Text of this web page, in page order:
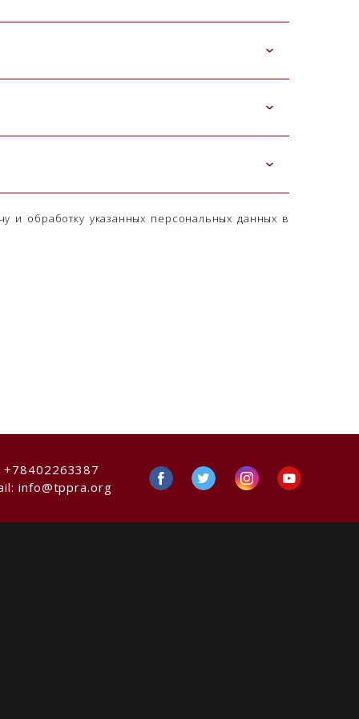
и обработку указанных персональных данных в
+78402263387
info@tppra.org